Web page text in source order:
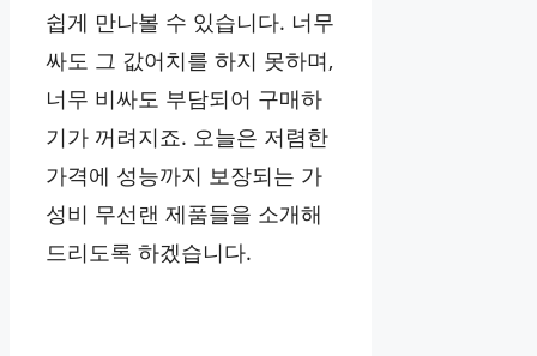
쉽게 만나볼 수 있습니다. 너무
싸도 그 값어치를 하지 못하며,
너무 비싸도 부담되어 구매하
기가 꺼려지죠. 오늘은 저렴한
가격에 성능까지 보장되는 가
성비 무선랜 제품들을 소개해
드리도록 하겠습니다.